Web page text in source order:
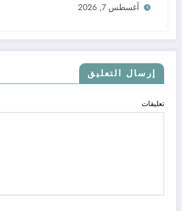
أغسطس 7, 2026
إرسال التعليق
تعليقات